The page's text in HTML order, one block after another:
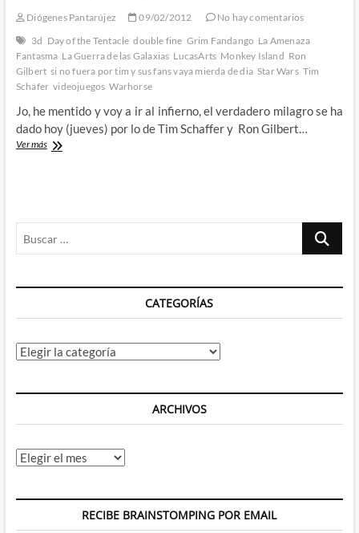
Diógenes Pantarújez 09/02/2012
No hay comentarios
3d Day of the Tentacle double fine Grim Fandango La Amenaza
Fantasma La Guerra de las Galaxias LucasArts Monkey Island Ron
Gilbert si no fuera por tim y sus fans vaya mierda de dia Star Wars Tim
Schafer videojuegos Warhorse
Jo, he mentido y voy a ir al infierno, el verdadero milagro se ha
dado hoy (jueves) por lo de Tim Schaffer y Ron Gilbert…
Ver másStar
El
Buscar
CATEGORÍAS
Categorías
ARCHIVOS
Archivos
RECIBE BRAINSTOMPING POR EMAIL